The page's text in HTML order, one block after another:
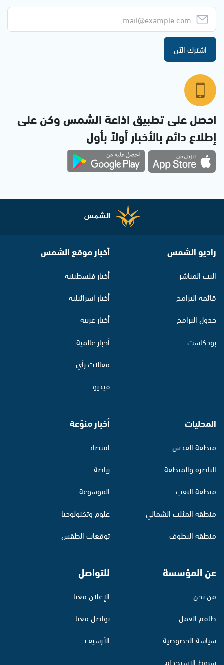
اشترك الآن
احصل على تطبيق اذاعة الشمس وكن على
إطلاع دائم بالأخبار أولاً بأول
راديو الشمس
البث المباشر
قائمة البرامج
جدول البرامج
بودكاست
أخبار موقع الشمس
أخبار فلسطينية
أخبار اسرائيلية
أخبار عربية
أخبار عالمية
مقالات رأي
فيديو
المحليات
منطقة القدس
الناصرة والمنطقة
منطقة النقب
منطقة المثلث الشمالي
منطقة البطوف
أخبار منوّعة
اقتصاد
رياضة
الموسوعة
علوم وتكنولوجيا
توقعات الطقس
عن المؤسسة
من نحن
طاقم العمل
سياسة الخصوصية
شروط الاستخدام
للتواصل
الإعلان معنا
تواصل معنا
الأرشيف